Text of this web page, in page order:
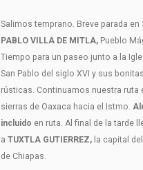
Salimos temprano. Breve parada en
PABLO VILLA DE MITLA, Pueblo
Tiempo para un paseo junto a la
San Pablo del siglo XVI y sus
rústicas. Continuamos nuestra ruta
sierras de Oaxaca hacia el Istmo.
incluido en ruta. Al final de la tarde
a TUXTLA GUTIERREZ, la capital
de Chiapas.